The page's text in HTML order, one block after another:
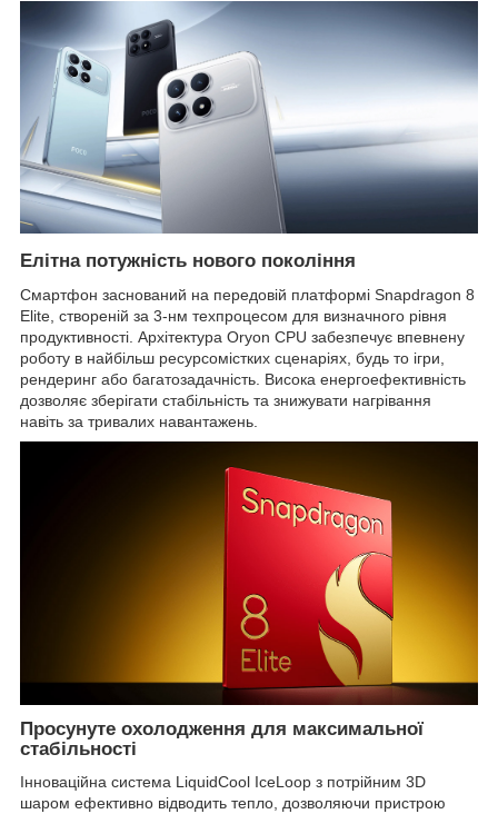
Елітна потужність нового покоління
Смартфон заснований на передовій платформі Snapdragon 8
Elite, створеній за 3-нм техпроцесом для визначного рівня
продуктивності. Архітектура Oryon CPU забезпечує впевнену
роботу в найбільш ресурсомістких сценаріях, будь то ігри,
рендеринг або багатозадачність. Висока енергоефективність
дозволяє зберігати стабільність та знижувати нагрівання
навіть за тривалих навантажень.
Просунуте охолодження для максимальної
стабільності
Інноваційна система LiquidCool IceLoop з потрійним 3D
шаром ефективно відводить тепло, дозволяючи пристрою